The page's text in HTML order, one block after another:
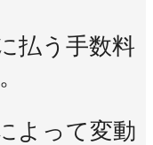
払う手数料
よって変動